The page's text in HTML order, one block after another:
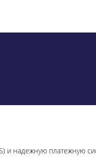
и надежную платежную